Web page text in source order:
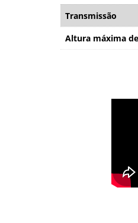
Transmissão
Altura máxima